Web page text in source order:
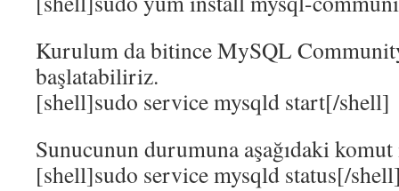
Kurulum da bitince MySQL
başlatabiliriz.
[shell]sudo service mysqld start[/shell]
Sunucunun durumuna aşağıdaki
[shell]sudo service mysqld status[/